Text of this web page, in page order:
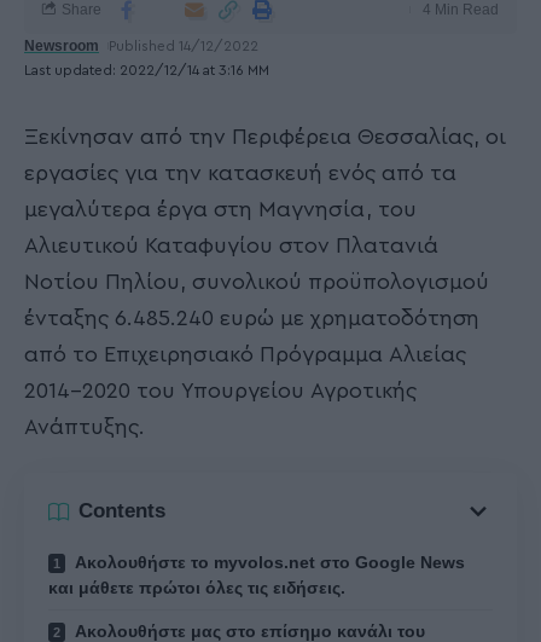
Last updated: 2022/12/14 at 3:16 ΜΜ
Newsroom Published 14/12/2022
Share 4 Min Read
Ξεκίνησαν από την Περιφέρεια Θεσσαλίας, οι
εργασίες για την κατασκευή ενός από τα
μεγαλύτερα έργα στη Μαγνησία, του
Αλιευτικού Καταφυγίου στον Πλατανιά
Νοτίου Πηλίου, συνολικού προϋπολογισμού
ένταξης 6.485.240 ευρώ με χρηματοδότηση
από το Επιχειρησιακό Πρόγραμμα Αλιείας
2014-2020 του Υπουργείου Αγροτικής
Ανάπτυξης.
Contents
Ακολουθήστε το myvolos.net στο Google News
και μάθετε πρώτοι όλες τις ειδήσεις.
Ακολουθήστε μας στο επίσημο κανάλι του